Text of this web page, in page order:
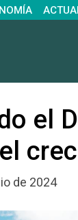
el
de 2024